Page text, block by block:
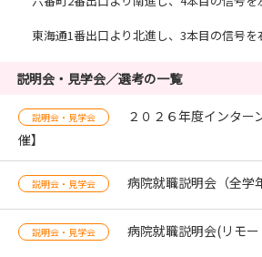
東海通1番出口より北進し、3本目の信号を
説明会・見学会／選考の一覧
説明会・見学会
２０２６年度インター
催】
説明会・見学会 病院就職説明会（全学
説明会・見学会 病院就職説明会(リモー